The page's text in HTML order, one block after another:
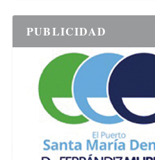
PUBLICIDAD